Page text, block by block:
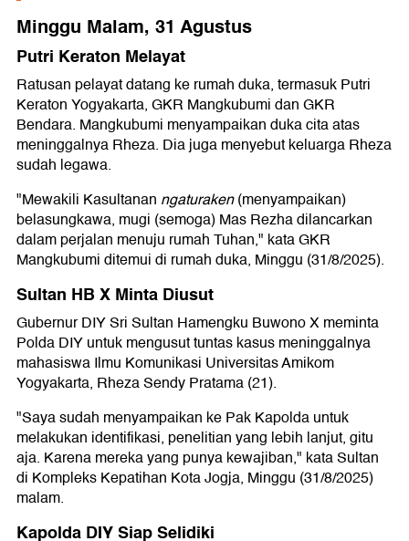
Minggu Malam, 31 Agustus
Putri Keraton Melayat
Ratusan pelayat datang ke rumah duka, termasuk Putri
Keraton Yogyakarta, GKR Mangkubumi dan GKR
Bendara. Mangkubumi menyampaikan duka cita atas
meninggalnya Rheza. Dia juga menyebut keluarga Rheza
sudah legawa.
"Mewakili Kasultanan ngaturaken(menyampaikan)
belasungkawa, mugi (semoga) Mas Rezha dilancarkan
dalam perjalan menuju rumah Tuhan," kata GKR
Mangkubumi ditemui di rumah duka, Minggu (31/8/2025).
Sultan HB X Minta Diusut
Gubernur DIY Sri Sultan Hamengku Buwono X meminta
Polda DIY untuk mengusut tuntas kasus meninggalnya
mahasiswa Ilmu Komunikasi Universitas Amikom
Yogyakarta, Rheza Sendy Pratama (21).
"Saya sudah menyampaikan ke Pak Kapolda untuk
melakukan identifikasi, penelitian yang lebih lanjut, gitu
aja. Karena mereka yang punya kewajiban," kata Sultan
di Kompleks Kepatihan Kota Jogja, Minggu (31/8/2025)
malam.
Kapolda DIY Siap Selidiki